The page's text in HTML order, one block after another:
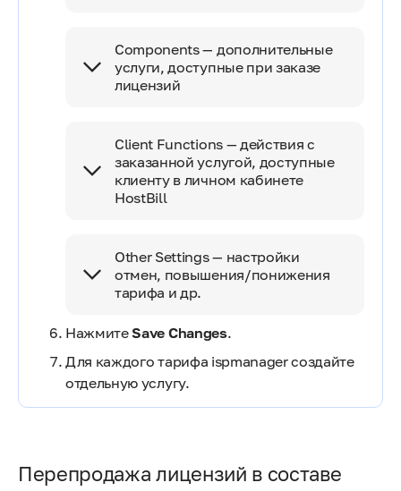
Components — дополнительные
услуги, доступные при заказе
лицензий
Client Functions — действия с
заказанной услугой, доступные
клиенту в личном кабинете
HostBill
Other Settings — настройки
отмен, повышения/понижения
тарифа и др.
НажмитеSave Changes.
Для каждого тарифа ispmanager создайте
отдельную услугу.
Перепродажа лицензий в составе